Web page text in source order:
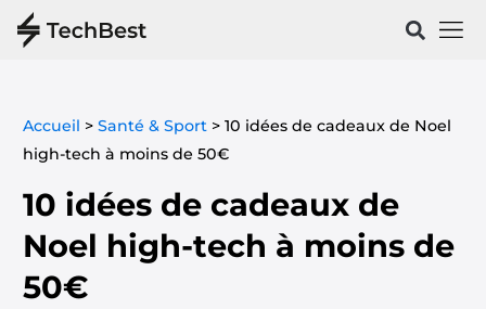
Accueil > Santé & Sport> 10 idées de cadeaux de Noel
high-tech à moins de 50€
10 idées de cadeaux de
Noel high-tech à moins de
50€